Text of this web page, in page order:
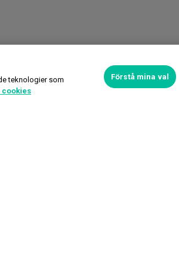
teknologier som
cookies
Förstå mina val